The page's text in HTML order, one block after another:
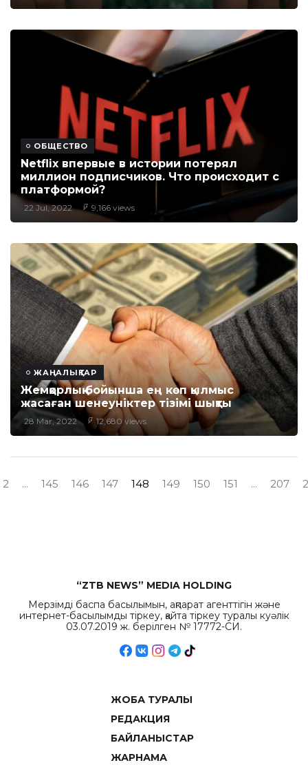
ОБЩЕСТВО
Netflix впервые в истории потерял
миллион подписчиков. Что происходит с
платформой?
22 Jul, 2022 9,166 views
ЖАҢАЛЫҚТАР
Жемқорлық бойынша ең көп қылмыс
жасаған шенеуніктер тізімі шықты
28 Mar, 2022 12,680 views
2 ... 145 146 147 148 149 150 151 ... 207
“ZTB NEWS” MEDIA HOLDING
Мерзімді баспа басылымын, ақпарат агенттігін және
интернет-басылымды тіркеу, қайта тіркеу туралы куәлік
03.07.2019 ж. берілген № 17772-СИ.
ЖОБА ТУРАЛЫ
РЕДАКЦИЯ
БАЙЛАНЫСТАР
ЖАРНАМА